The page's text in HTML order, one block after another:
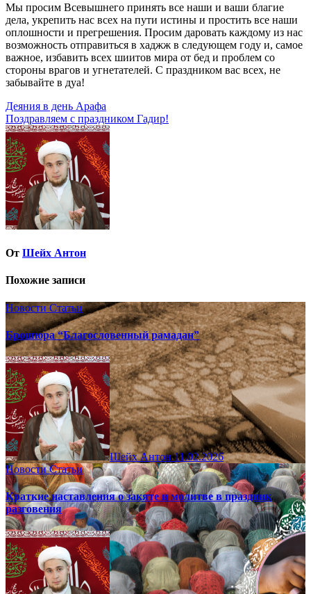
Мы просим Всевышнего принять все наши и ваши благие
дела, укрепить нас всех на пути истины и простить все наши
оплошности и прегрешения. Просим даровать каждому из нас
возможность отправиться в хаджж в следующем году и, самое
важное, избавить всех шиитов мира от бед и проблем со
стороны врагов и угнетателей. С праздником вас всех, не
забывайте в дуа!
Навигация
по
записям
Деяния в день Арафа
Поздравляем с праздником Гадир!
От Шейх Антон
Похожие записи
НовостиСтатьи
Брошюра “Благословенный рамадан”
Шейх Антон11.02.2026
НовостиСтатьи
Краткие наставления о закяте и молитве в праздник
разговения